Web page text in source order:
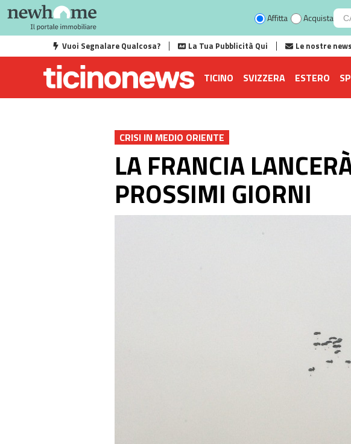
Affitta Acquista
Vuoi Segnalare Qualcosa? La Tua Pubblicità Qui Le nostre
TICINO SVIZZERA ESTERO
CRISI IN MEDIO ORIENTE
LA FRANCIA
PROSSIMI GIORNI